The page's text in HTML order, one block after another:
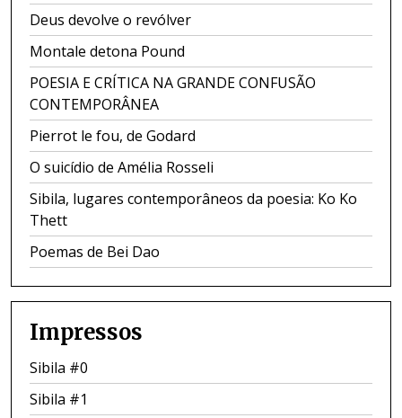
Deus devolve o revólver
Montale detona Pound
POESIA E CRÍTICA NA GRANDE CONFUSÃO
CONTEMPORÂNEA
Pierrot le fou, de Godard
O suicídio de Amélia Rosseli
Sibila, lugares contemporâneos da poesia: Ko Ko
Thett
Poemas de Bei Dao
Impressos
Sibila #0
Sibila #1